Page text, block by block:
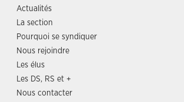
Actualités
La section
Pourquoi se syndiquer
Nous rejoindre
Les élus
Les DS, RS et +
Nous contacter